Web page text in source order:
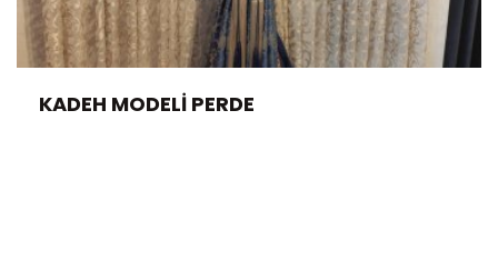
KADEH MODELI PERDE